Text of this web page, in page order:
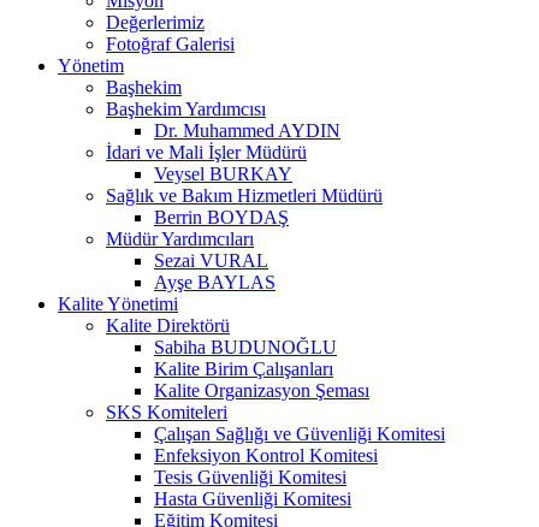
Değerlerimiz
Fotoğraf Galerisi
Yönetim
Başhekim
Başhekim Yardımcısı
Dr. Muhammed AYDIN
İdari ve Mali İşler Müdürü
Veysel BURKAY
Sağlık ve Bakım Hizmetleri Müdürü
Berrin BOYDAŞ
Müdür Yardımcıları
Sezai VURAL
Ayşe BAYLAS
Kalite Yönetimi
Kalite Direktörü
Sabiha BUDUNOĞLU
Kalite Birim Çalışanları
Kalite Organizasyon Şeması
SKS Komiteleri
Çalışan Sağlığı ve Güvenliği Komitesi
Enfeksiyon Kontrol Komitesi
Tesis Güvenliği Komitesi
Hasta Güvenliği Komitesi
Eğitim Komitesi